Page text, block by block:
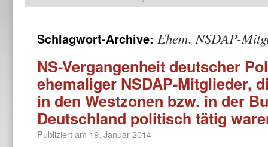
Schlagwort-Archive: Ehem. NSDAP-
NS-Vergangenheit deutscher
ehemaliger NSDAP-Mitglieder,
in den Westzonen bzw. in der
Deutschland politisch tätig
Publiziert am 19. Januar 2014